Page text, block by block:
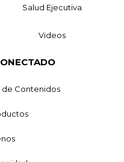
Salud Ejecutiva
Videos
de Contenidos